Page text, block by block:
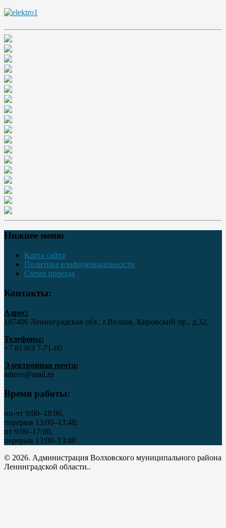
Нижнее меню
Карта сайта
Политика конфиденциальности
Схема проезда
Контакты:
Адрес:
187406 Ленинградская обл., г.Волхов, Кировский пр., д.32.
Телефоны:
+7 81363 7‑71-60
Электронная почта:
admvr@mail.ru
Время работы:
пн-чт 9:00–18:00,
перерыв 13:00–13:48;
пт 9:00–17:00,
перерыв 13:00–13:48
© 2026. Администрация Волховского муниципального района
Ленинградской области..